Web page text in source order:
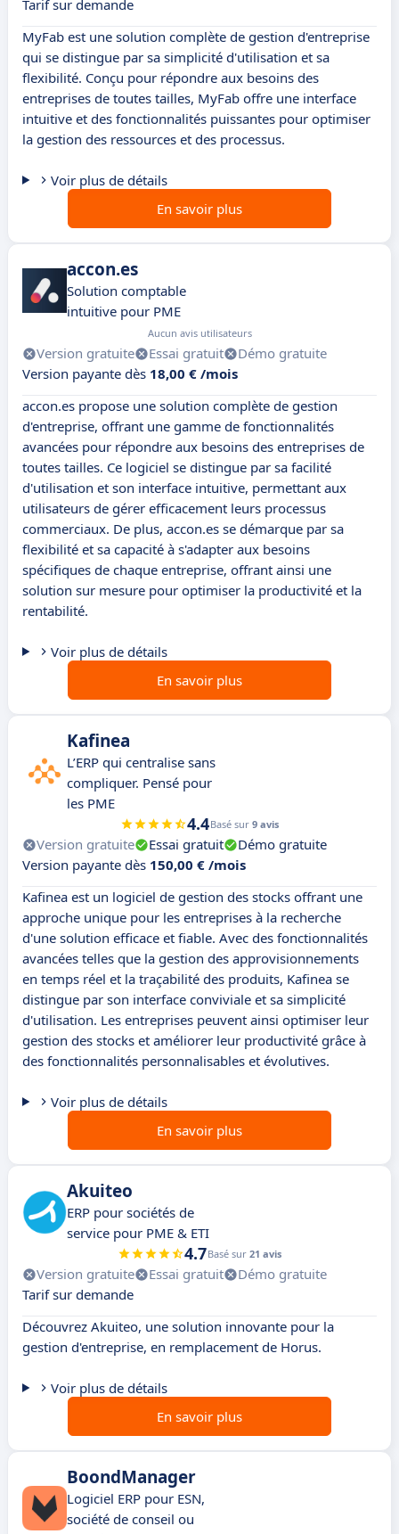
Tarif sur demande
MyFab est une solution complète de gestion d'entreprise
qui se distingue par sa simplicité d'utilisation et sa
flexibilité. Conçu pour répondre aux besoins des
entreprises de toutes tailles, MyFab offre une interface
intuitive et des fonctionnalités puissantes pour optimiser
la gestion des ressources et des processus.
Voir plus de détails
En savoir plus
accon.es
Solution comptable
intuitive pour PME
Aucun avis utilisateurs
Version gratuite Essai gratuit
Démo gratuite
Version payante dès 18,00 € /mois
accon.es propose une solution complète de gestion
d'entreprise, offrant une gamme de fonctionnalités
avancées pour répondre aux besoins des entreprises de
toutes tailles. Ce logiciel se distingue par sa facilité
d'utilisation et son interface intuitive, permettant aux
utilisateurs de gérer efficacement leurs processus
commerciaux. De plus, accon.es se démarque par sa
flexibilité et sa capacité à s'adapter aux besoins
spécifiques de chaque entreprise, offrant ainsi une
solution sur mesure pour optimiser la productivité et la
rentabilité.
Voir plus de détails
En savoir plus
Kafinea
L’ERP qui centralise sans
compliquer. Pensé pour
les PME
4.4Basé sur 9 avis
Version gratuite Essai gratuit
Démo gratuite
Version payante dès 150,00 € /mois
Kafinea est un logiciel de gestion des stocks offrant une
approche unique pour les entreprises à la recherche
d'une solution efficace et fiable. Avec des fonctionnalités
avancées telles que la gestion des approvisionnements
en temps réel et la traçabilité des produits, Kafinea se
distingue par son interface conviviale et sa simplicité
d'utilisation. Les entreprises peuvent ainsi optimiser leur
gestion des stocks et améliorer leur productivité grâce à
des fonctionnalités personnalisables et évolutives.
Voir plus de détails
En savoir plus
Akuiteo
ERP pour sociétés de
service pour PME & ETI
4.7Basé sur 21 avis
Version gratuite Essai gratuit
Démo gratuite
Tarif sur demande
Découvrez Akuiteo, une solution innovante pour la
gestion d'entreprise, en remplacement de Horus.
Voir plus de détails
En savoir plus
BoondManager
Logiciel ERP pour ESN,
société de conseil ou